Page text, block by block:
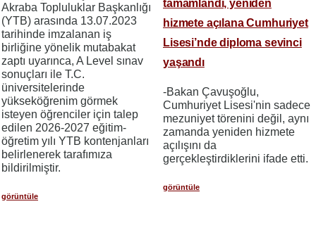
Akraba Topluluklar Başkanlığı
(YTB) arasında 13.07.2023
tarihinde imzalanan iş
birliğine yönelik mutabakat
zaptı uyarınca, A Level sınav
sonuçları ile T.C.
üniversitelerinde
yükseköğrenim görmek
isteyen öğrenciler için talep
edilen 2026-2027 eğitim-
öğretim yılı YTB kontenjanları
belirlenerek tarafımıza
bildirilmiştir.
görüntüle
tamamlandı, yeniden
hizmete açılana Cumhuriyet
Lisesi’nde diploma sevinci
yaşandı
-Bakan Çavuşoğlu,
Cumhuriyet Lisesi'nin sadece
mezuniyet törenini değil, aynı
zamanda yeniden hizmete
açılışını da
gerçekleştirdiklerini ifade etti.
görüntüle